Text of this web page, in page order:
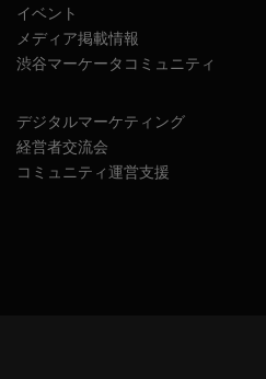
イベント
メディア掲載情報
渋谷マーケータコミュニティ
デジタルマーケティング
経営者交流会
コミュニティ運営支援